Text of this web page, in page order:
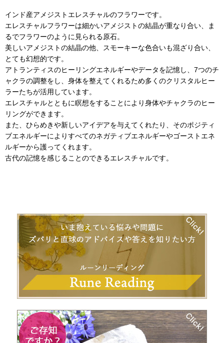
インド産アメジストエレスチャルのフラワーです。
エレスチャルフラワーは細かいアメジストの結晶が重なり合い、ま
るでフラワーのように見られる原石。
美しいアメジストの結晶の他、スモーキーな色合いも混ざり合い、
とても幻想的です。
アトランティスのヒーリングエネルギーやデータを記憶し、7つのチ
ャクラの調整をし、身体を整えてくれるため多くのクリスタルヒー
ラーたちが活用しています。
エレスチャルとともに瞑想をすることにより身体やチャクラのヒー
リングができます。
また、ひらめきや新しいアイデアを与えてくれたり、そのポジティ
ブエネルギーによりすべてのネガティブエネルギーやゴーストエネ
ルギーから護ってくれます。
古代の記憶を感じることのできるエレスチャルです。